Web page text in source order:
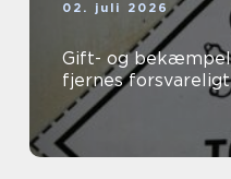
02. juli 2026
Gift- og
fjernes forsvareligt